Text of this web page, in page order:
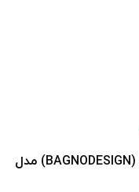
شیر روشویی توکار اهرمی بانیو دیزاین (BAGNODESIGN) مدل